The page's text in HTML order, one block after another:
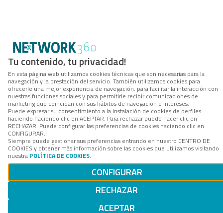
Tu contenido, tu privacidad!
En esta página web utilizamos cookies técnicas que son necesarias para la
navegación y la prestación del servicio. También utilizamos cookies para
ofrecerle una mejor experiencia de navegación, para facilitar la interacción con
nuestras funciones sociales y para permitirle recibir comunicaciones de
marketing que coincidan con sus hábitos de navegación e intereses.
Puede expresar su consentimiento a la instalación de cookies de perfiles
haciendo haciendo clic en ACEPTAR. Para rechazar puede hacer clic en
RECHAZAR. Puede configurar las preferencias de cookies haciendo clic en
CONFIGURAR.
Siempre puede gestionar sus preferencias entrando en nuestro CENTRO DE
COOKIES y obtener más información sobre las cookies que utilizamos visitando
nuestra POLÍTICA DE COOKIES.
CONFIGURAR
RECHAZAR
ACEPTAR